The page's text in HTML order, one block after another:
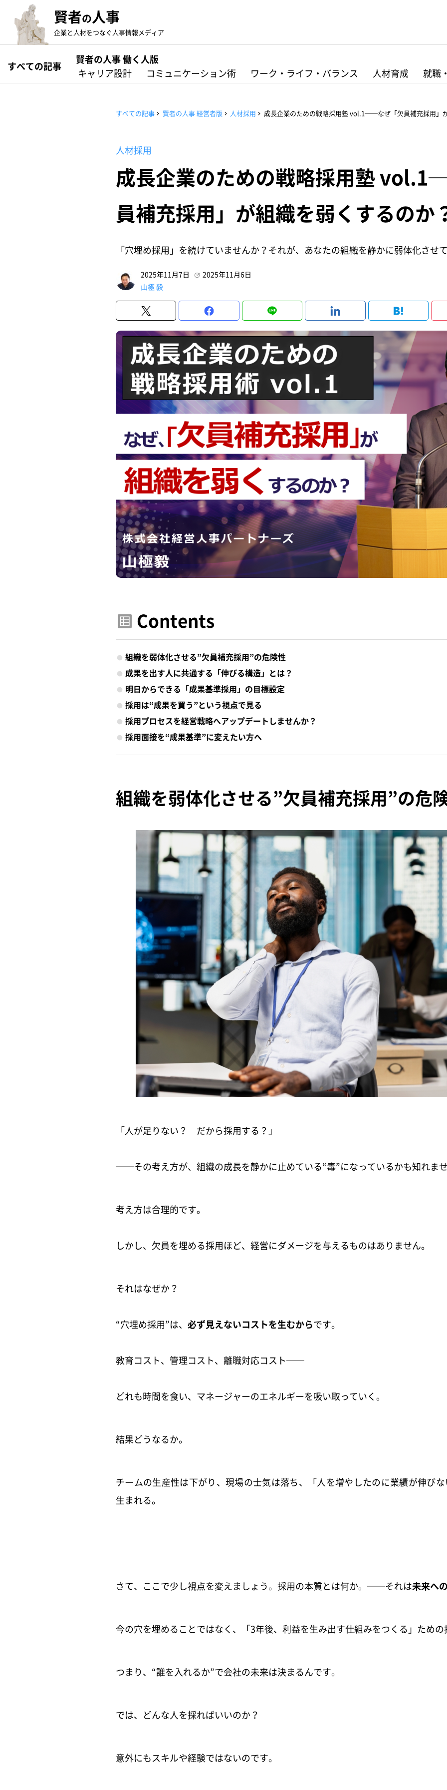
賢者の人事
企業と人材をつなぐ人事情報メディア
すべての記事
賢者の人事 働く人版
キャリア設計
コミュニケーション術 ワーク・ライフ・バランス 人材育成 就職
すべての記事 賢者の人事 経営者版 人材採用 成長企業のための戦略採用塾 vol.1──なぜ「欠員補充採用」
人材採用
成長企業のための戦略採用塾
員補充採用」が組織を弱くするのか
「穴埋め採用」を続けていませんか？それが、あなたの組織を静かに弱体化させ
2025年11月7日
2025年11月6日
山極 毅
Contents
組織を弱体化させる”欠員補充採用”の危険性
成果を出す人に共通する「伸びる構造」とは？
明日からできる「成果基準採用」の目標設定
採用は“成果を買う”という視点で見る
採用プロセスを経営戦略へアップデートしませんか？
採用面接を“成果基準”に変えたい方へ
組織を弱体化させる”欠員補充採用”の危
「人が足りない？ だから採用する？」
──その考え方が、組織の成長を静かに止めている“毒”になっているかも知れま
考え方は合理的です。
しかし、欠員を埋める採用ほど、経営にダメージを与えるものはありません。
それはなぜか？
“穴埋め採用”は、 必ず見えないコストを生むからです。
教育コスト、管理コスト、離職対応コスト──
どれも時間を食い、マネージャーのエネルギーを吸い取っていく。
結果どうなるか。
チームの生産性は下がり、現場の士気は落ち、「人を増やしたのに業績が伸び
生まれる。
さて、ここで少し視点を変えましょう。採用の本質とは何か。──それは未来へ
今の穴を埋めることではなく、「3年後、利益を生み出す仕組みをつくる」ための
つまり、“誰を入れるか”で会社の未来は決まるんです。
では、どんな人を採ればいいのか？
意外にもスキルや経験ではないのです。